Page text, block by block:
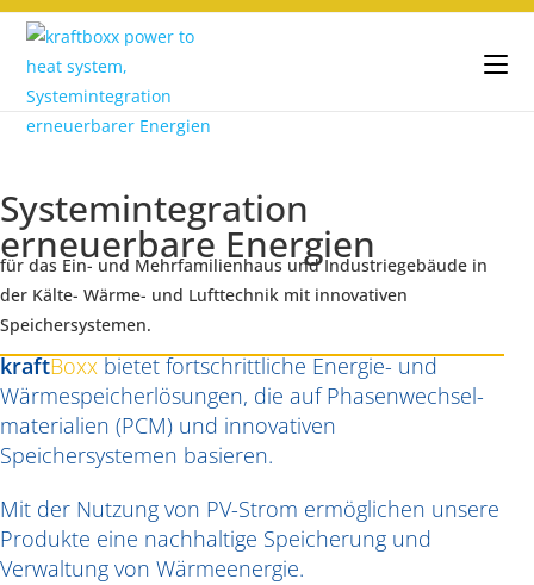
kraftBoxx Systemintegration
Systemintegration
erneuerbare Energien
für das Ein- und Mehrfamilienhaus und Industriegebäude in
der Kälte- Wärme- und Lufttechnik mit innovativen
Speichersystemen.
kraftBoxxbietet fortschrittliche Energie- und
Wärmespeicherlösungen, die auf Phasenwechsel-
materialien (PCM) und innovativen
Speichersystemen basieren.
Mit der Nutzung von PV-Strom ermöglichen unsere
Produkte eine nachhaltige Speicherung und
Verwaltung von Wärmeenergie.